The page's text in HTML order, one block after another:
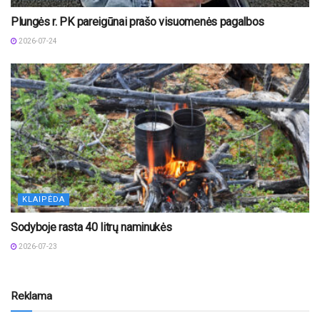
Plungės r. PK pareigūnai prašo visuomenės pagalbos
2026-07-24
KLAIPĖDA
Sodyboje rasta 40 litrų naminukės
2026-07-23
Reklama